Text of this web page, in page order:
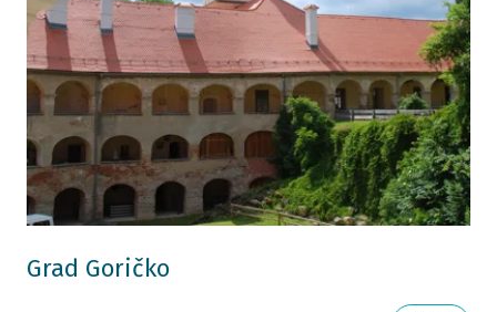
Grad Goričko